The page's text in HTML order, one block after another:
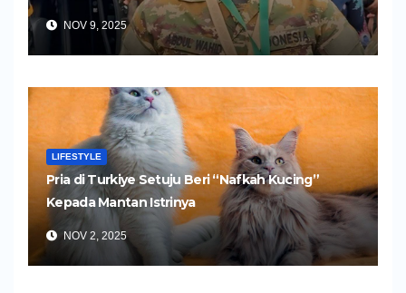
NOV 9, 2025
LIFESTYLE
Pria di Turkiye Setuju Beri “Nafkah Kucing”
Kepada Mantan Istrinya
NOV 2, 2025